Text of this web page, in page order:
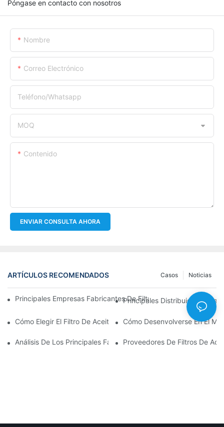
Póngase en contacto con nosotros
Nombre
Correo Electrónico
Teléfono/whatsapp
MOQ
Contenido
ENVIAR CONSULTA AHORA
ARTÍCULOS RECOMENDADOS Noticias
Casos
Principales Empresas Fabricantes De Filtros De Aceite: Una
Principales Distribuidores
Cómo Elegir El Filtro De Aceite Adecuado Para Su Modelo De
Cómo Desenvolverse En El
Análisis De Los Principales Fabricantes De Filtros De Aceite Y
Proveedores De Filtros De